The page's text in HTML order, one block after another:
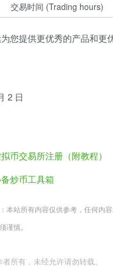
交易时间 (Trading hours)
您提供更优秀的产品和更
2 日
币交易所注册（附教程）
炒币工具箱
本站所有内容仅供参考，任何内
谨慎。
所有，未经允许请勿转载。